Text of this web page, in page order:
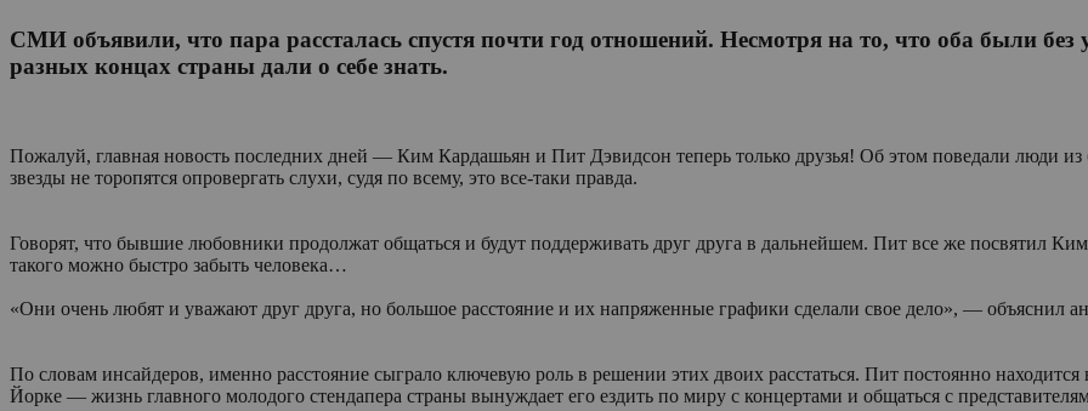
СМИ объявили, что пара рассталась спустя почти год отношений. Несмотря на то, что оба были без
разных концах страны дали о себе знать.
Пожалуй, главная новость последних дней — Ким Кардашьян и Пит Дэвидсон теперь только друзья! Об этом поведали люди
звезды не торопятся опровергать слухи, судя по всему, это все-таки правда.
Говорят, что бывшие любовники продолжат общаться и будут поддерживать друг друга в дальнейшем. Пит все же посвятил
такого можно быстро забыть человека…
«Они очень любят и уважают друг друга, но большое расстояние и их напряженные графики сделали свое дело», — объяснил
По словам инсайдеров, именно расстояние сыграло ключевую роль в решении этих двоих расстаться. Пит постоянно
Йорке — жизнь главного молодого стендапера страны вынуждает его ездить по миру с концертами и общаться с